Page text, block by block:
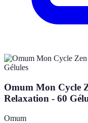
Omum Mon Cycle
Relaxation - 60
Omum